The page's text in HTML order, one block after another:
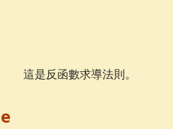
這是反函數求導法則。
e